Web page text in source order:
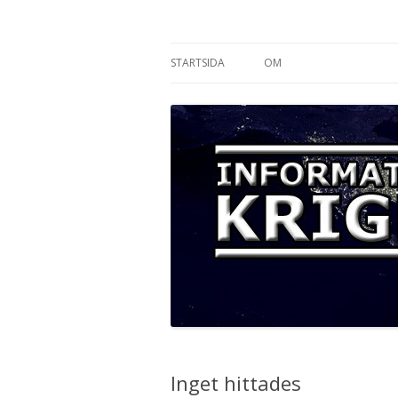
STARTSIDA OM
Inget hittades